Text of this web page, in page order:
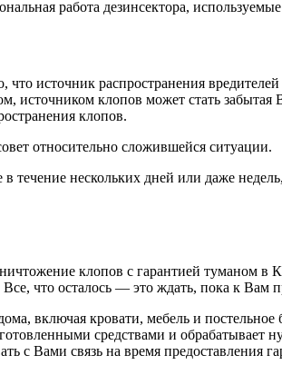
работа дезинсектора,
источник распространения
источником клопов может стать
клопов.
относительно сложившейся ситуации.
течение нескольких дней или даже
клопов с гарантией туманом
что осталось — это ждать, пока к Вам
включая кровати, мебель и постельное
средствами и
с Вами связь на время предоставления